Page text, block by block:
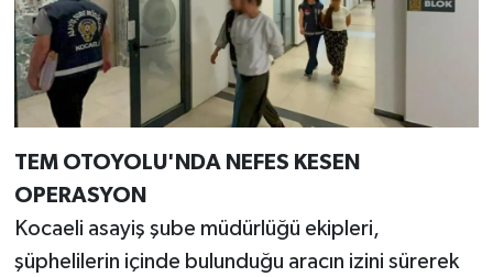
TEM OTOYOLU'NDA NEFES KESEN
OPERASYON
Kocaeli asayiş şube müdürlüğü ekipleri,
şüphelilerin içinde bulunduğu aracın izini sürerek